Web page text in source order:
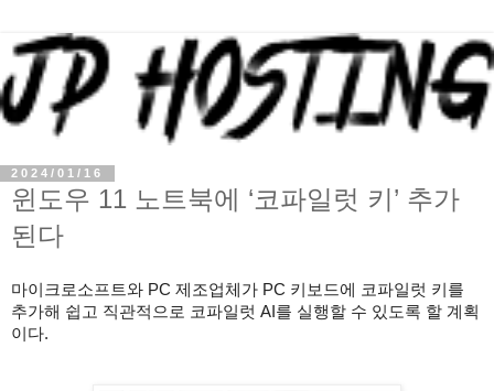
2024/01/16
윈도우 11 노트북에 ‘코파일럿 키’ 추가
된다
마이크로소프트와 PC 제조업체가 PC 키보드에 코파일럿 키를
추가해 쉽고 직관적으로 코파일럿 AI를 실행할 수 있도록 할 계획
이다.